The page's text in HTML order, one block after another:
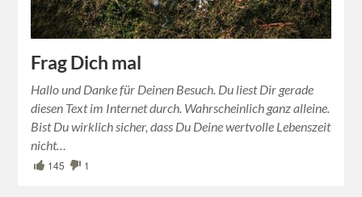
Frag Dich mal
Hallo und Danke für Deinen Besuch. Du liest Dir gerade
diesen Text im Internet durch. Wahrscheinlich ganz alleine.
Bist Du wirklich sicher, dass Du Deine wertvolle Lebenszeit
nicht…
145 1